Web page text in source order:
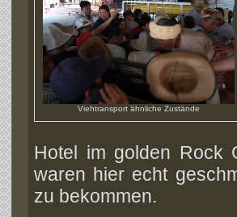
Viehtransport ähnliche Zustände
Hotel im golden Rock
waren hier echt
zu bekommen.